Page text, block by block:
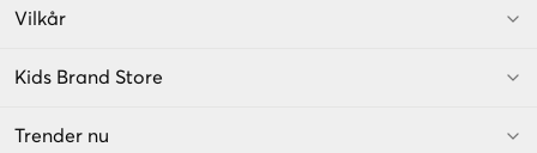
Vilkår
Kids Brand Store
Trender nu